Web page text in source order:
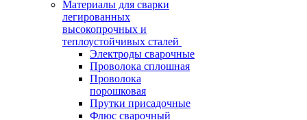
Материалы для сварки
легированных
высокопрочных и
теплоустойчивых сталей
Электроды сварочные
Проволока сплошная
Проволока
порошковая
Прутки присадочные
Флюс сварочный